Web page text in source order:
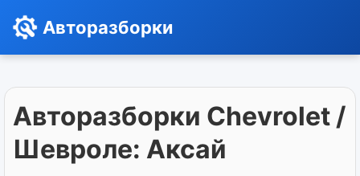
Авторазборки
Авторазборки Chevrolet /
Шевроле: Аксай